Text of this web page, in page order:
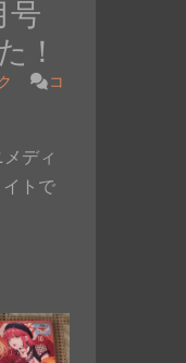
号
！
コ
メディ
イトで